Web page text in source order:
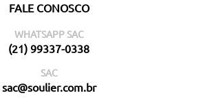
FALE CONOSCO
WHATSAPP SAC
(21) 99337-0338
SAC
sac@soulier.com.br